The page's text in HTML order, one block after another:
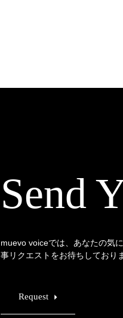
Send
muevo voiceでは、あなたの気
事リクエストをお待ちしており
Request